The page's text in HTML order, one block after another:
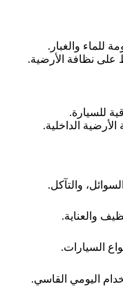
للماء والغبار.
على نظافة الأرضية.
للسيارة.
الداخلية.
والتآكل.
والعناية.
السيارات.
اليومي القاسي.